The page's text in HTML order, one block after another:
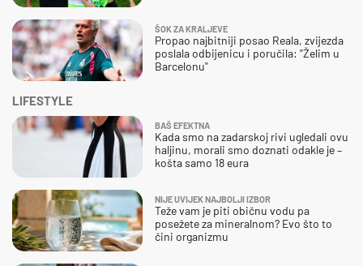
ŠOK ZA KRALJEVE
Propao najbitniji posao Reala, zvijezda
poslala odbijenicu i poručila: "Želim u
Barcelonu"
LIFESTYLE
BAŠ EFEKTNA
Kada smo na zadarskoj rivi ugledali ovu
haljinu, morali smo doznati odakle je –
košta samo 18 eura
NIJE UVIJEK NAJBOLJI IZBOR
Teže vam je piti običnu vodu pa
posežete za mineralnom? Evo što to
čini organizmu